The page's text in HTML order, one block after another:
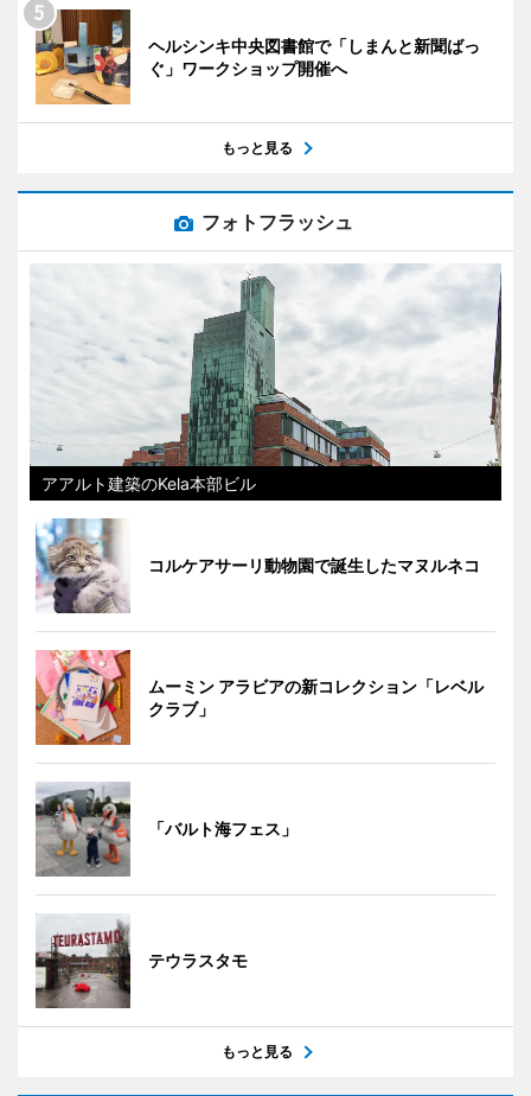
ヘルシンキ中央図書館で「しまんと新聞ばっ
ぐ」ワークショップ開催へ
もっと見る
フォトフラッシュ
アアルト建築のKela本部ビル
コルケアサーリ動物園で誕生したマヌルネコ
ムーミン アラビアの新コレクション「レベル
クラブ」
「バルト海フェス」
テウラスタモ
もっと見る